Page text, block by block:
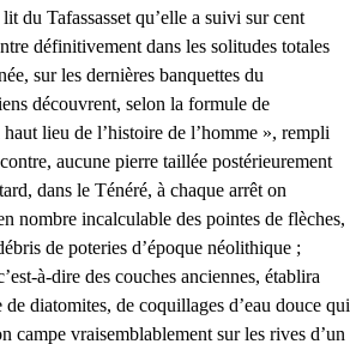
du Tafassasset qu’elle a suivi sur cent
définitivement dans les solitudes totales
sur les dernières banquettes du
découvrent, selon la formule de
lieu de l’histoire de l’homme », rempli
aucune pierre taillée postérieurement
dans le Ténéré, à chaque arrêt on
nombre incalculable des pointes de flèches,
de poteries d’époque néolithique ;
à-dire des couches anciennes, établira
de diatomites, de coquillages d’eau douce qui
campe vraisemblablement sur les rives d’un